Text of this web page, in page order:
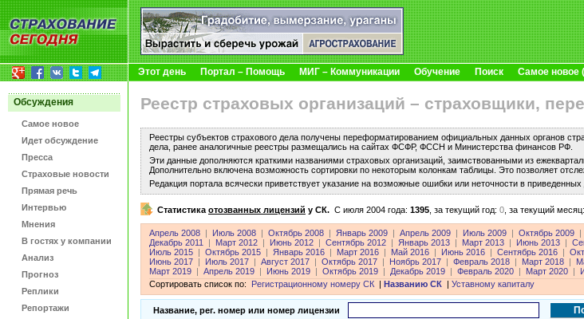
Этот день Портал – Помощь МИГ – Коммуникации Обучение Поиск Самое новое
Обсуждения
Самое новое
Идет обсуждение
Пресса
Страховые новости
Прямая речь
Интервью
Мнения
В гостях у компании
Анализ
Прогноз
Реплики
Репортажи
Реестр страховых организаций – страховщики,
Реестры субъектов страхового дела получены переформатированием официальных данных органов
дела, ранее аналогичные реестры размещались на сайтах ФСФР, ФССН и Министерства финансов РФ.
Эти данные дополняются краткими названиями страховых организаций, заимствованными из
Дополнительно включена возможность сортировки по некоторым колонкам таблицы. Это позволяет
Редакция портала всячески приветствует указание на возможные ошибки или неточности в
Статистика отозванных лицензий у СК. C июля 2004 года: 1395 за текущий год: 0 за текущий месяц:
Апрель 2008 Июль 2008 Октябрь 2008 Январь 2009 Апрель 2009 Июль 2009 Октябрь 2009
Декабрь 2011
Март 2012 Июнь 2012 Сентябрь 2012 Январь 2013 Март 2013 Июнь 2013
Июль 2015
Октябрь 2015 Январь 2016 Март 2016 Май 2016 Июнь 2016 Сентябрь 2016
Июнь 2017
Июль 2017 Август 2017 Октябрь 2017 Ноябрь 2017 Февраль 2018 Март 2018
Март 2019
Апрель 2019 Июнь 2019 Октябрь 2019 Декабрь 2019 Февраль 2020 Март 2020
Сортировать список по:
Регистрационному номеру СК Названию СК Уставному капиталу
Название, рег. номер или номер лицензии